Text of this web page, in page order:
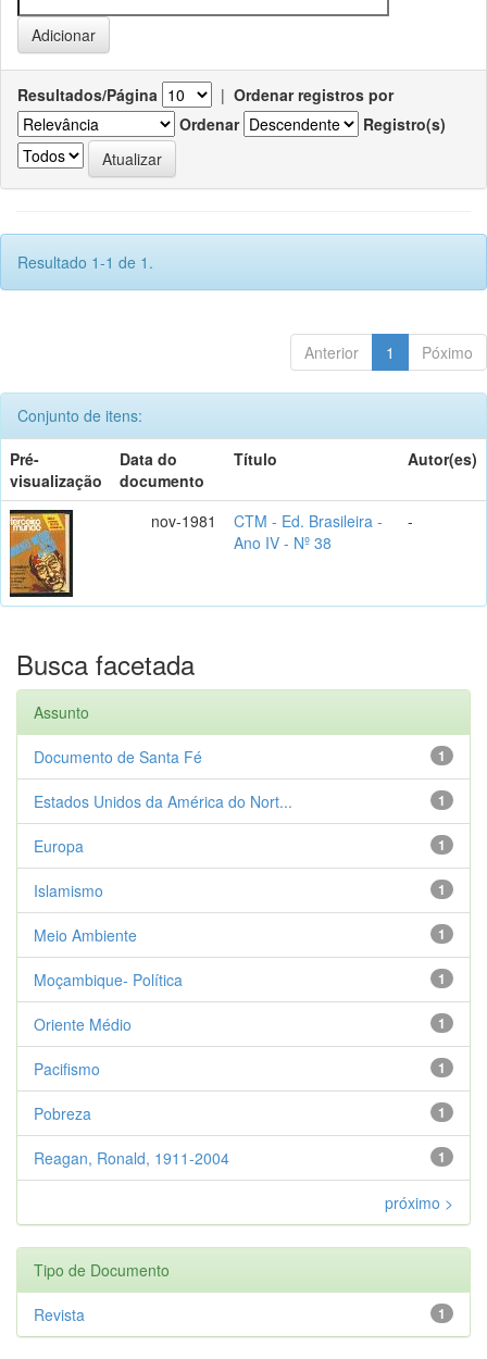
Resultados/Página | Ordenar registros por
Ordenar
Registro(s)
Resultado 1-1 de 1.
Anterior 1 Póximo
Conjunto de itens:
Pré-
visualização
Data do
documento
Título Autor(es)
nov-1981
CTM - Ed. Brasileira -
Ano IV - Nº 38
-
Busca facetada
Assunto
1
Documento de Santa Fé
1
Estados Unidos da América do Nort...
1
Europa
1
Islamismo
1
Meio Ambiente
1
Moçambique- Política
1
Oriente Médio
1
Pacifismo
1
Pobreza
1
Reagan, Ronald, 1911-2004
próximo >
Tipo de Documento
1
Revista